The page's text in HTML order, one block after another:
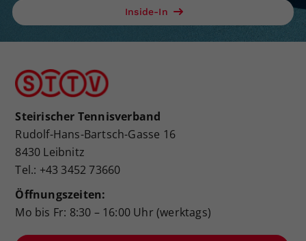
Inside-In
Steirischer Tennisverband
Rudolf-Hans-Bartsch-Gasse 16
8430 Leibnitz
Tel.: +43 3452 73660
Öffnungszeiten:
Mo bis Fr: 8:30 – 16:00 Uhr (werktags)